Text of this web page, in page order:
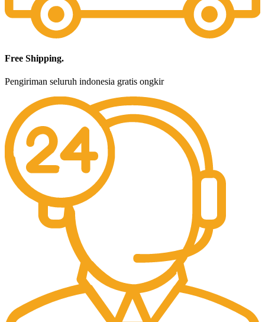
Free Shipping.
Pengiriman seluruh indonesia gratis ongkir